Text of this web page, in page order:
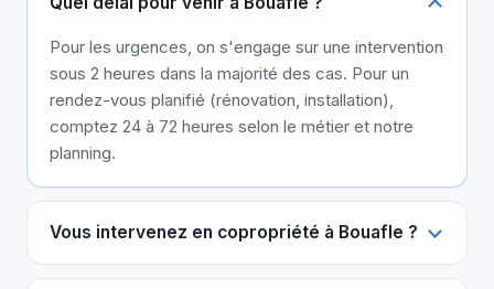
Pour les urgences, on s'engage sur une intervention
sous 2 heures dans la majorité des cas. Pour un
rendez-vous planifié (rénovation, installation),
comptez 24 à 72 heures selon le métier et notre
planning.
Vous intervenez en copropriété à Bouafle ?